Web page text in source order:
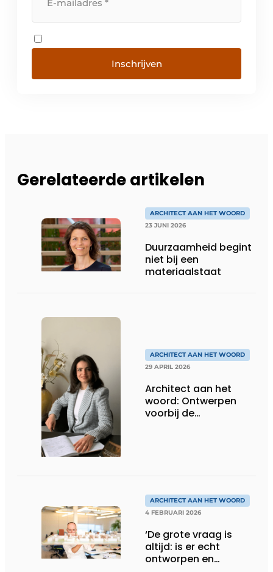
Inschrijven
Gerelateerde artikelen
ARCHITECT AAN HET WOORD
23 JUNI 2026
Duurzaamheid begint
niet bij een
materiaalstaat
ARCHITECT AAN HET WOORD
29 APRIL 2026
Architect aan het
woord: Ontwerpen
voorbij de
ARCHITECT AAN HET WOORD
4 FEBRUARI 2026
‘De grote vraag is
altijd: is er echt
ontworpen en